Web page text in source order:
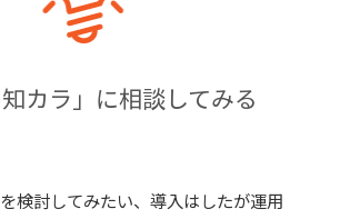
知カラ」に相談してみる
検討してみたい、導入はしたが運用